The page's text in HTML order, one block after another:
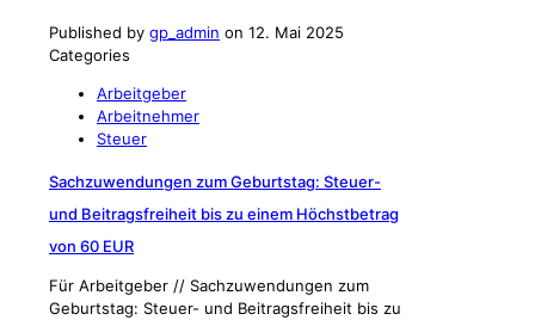
Published by gp_admin on 12. Mai 2025
Categories
Arbeitgeber
Arbeitnehmer
Steuer
Sachzuwendungen zum Geburtstag: Steuer-
und Beitragsfreiheit bis zu einem Höchstbetrag
von 60 EUR
Für Arbeitgeber // Sachzuwendungen zum
Geburtstag: Steuer- und Beitragsfreiheit bis zu